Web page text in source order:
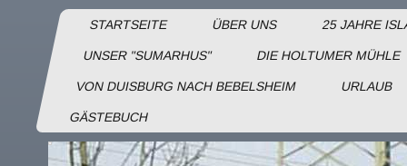
STARTSEITE ÜBER UNS 25 JAHRE
UNSER "SUMARHUS" DIE HOLTUMER MÜHLE
VON DUISBURG NACH BEBELSHEIM URLAUB
GÄSTEBUCH